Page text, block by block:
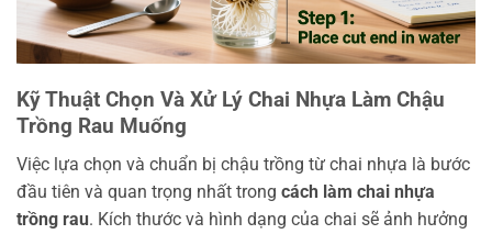
Kỹ Thuật Chọn Và Xử Lý Chai Nhựa Làm Chậu
Trồng Rau Muống
Việc lựa chọn và chuẩn bị chậu trồng từ chai nhựa là bước
đầu tiên và quan trọng nhất trong cách làm chai nhựa
trồng rau. Kích thước và hình dạng của chai sẽ ảnh hưởng